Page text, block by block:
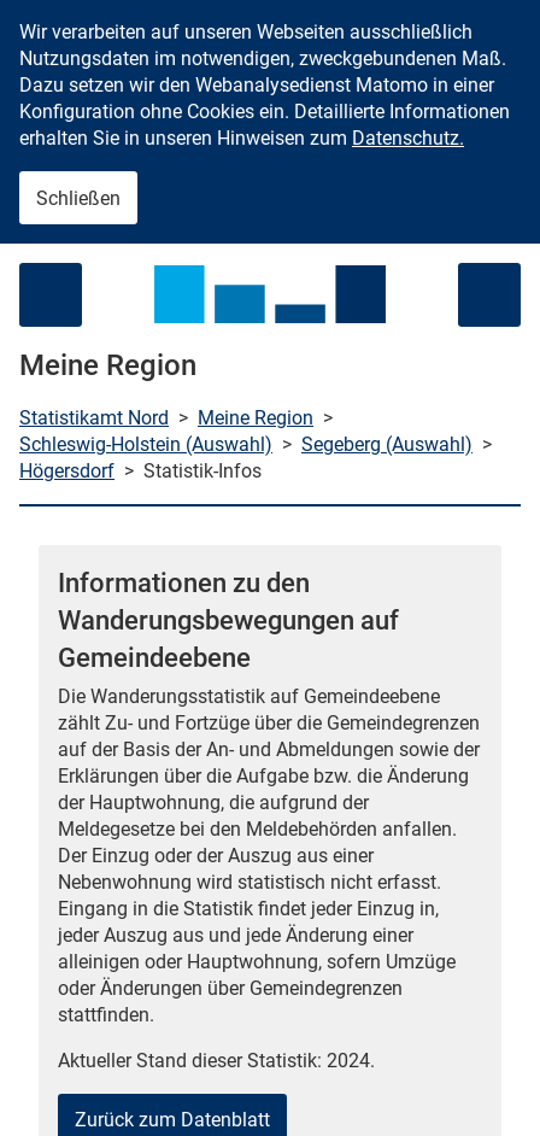
Zum Inhalt springen
Wir verarbeiten auf unseren Webseiten ausschließlich
Nutzungsdaten im notwendigen, zweckgebundenen Maß.
Dazu setzen wir den Webanalysedienst Matomo in einer
Konfiguration ohne Cookies ein. Detaillierte Informationen
erhalten Sie in unseren Hinweisen zum Datenschutz.
Schließen
Meine Region
Statistikamt Nord > Meine Region >
Schleswig-Holstein (Auswahl) > Segeberg (Auswahl) >
Högersdorf > Statistik-Infos
Informationen zu den
Wanderungsbewegungen auf
Gemeindeebene
Die Wanderungsstatistik auf Gemeindeebene
zählt Zu- und Fortzüge über die Gemeindegrenzen
auf der Basis der An- und Abmeldungen sowie der
Erklärungen über die Aufgabe bzw. die Änderung
der Hauptwohnung, die aufgrund der
Meldegesetze bei den Meldebehörden anfallen.
Der Einzug oder der Auszug aus einer
Nebenwohnung wird statistisch nicht erfasst.
Eingang in die Statistik findet jeder Einzug in,
jeder Auszug aus und jede Änderung einer
alleinigen oder Hauptwohnung, sofern Umzüge
oder Änderungen über Gemeindegrenzen
stattfinden.
Aktueller Stand dieser Statistik: 2024.
Zurück zum Datenblatt